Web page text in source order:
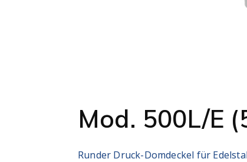
Mod. 500L/E
Runder Druck-Domdeckel für